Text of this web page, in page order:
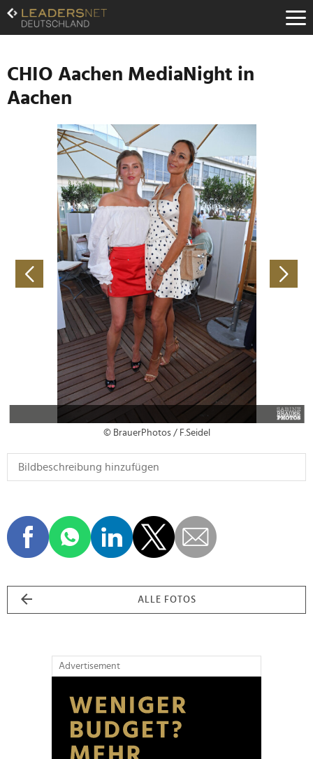
Zum
Inhalt
Zur
Navigation
Zur
Hauptnavigation
CHIO Aachen MediaNight in
Aachen
© BrauerPhotos / F.Seidel
ALLE FOTOS
Advertisement